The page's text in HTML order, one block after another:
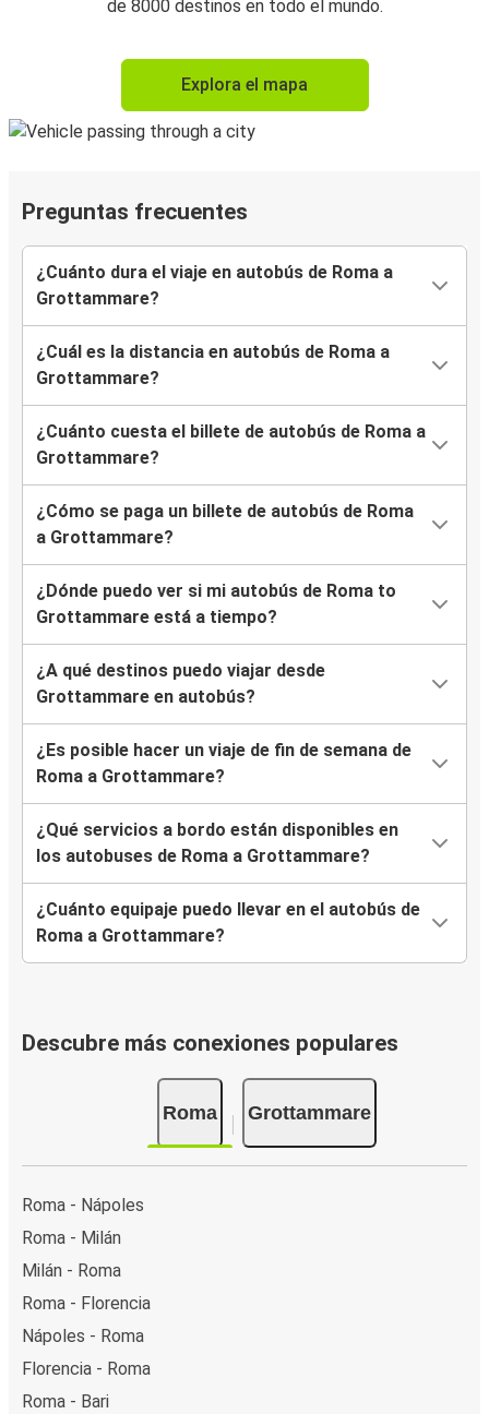
de 8000 destinos en todo el mundo.
Explora el mapa
Preguntas frecuentes
¿Cuánto dura el viaje en autobús de Roma a
Grottammare?
¿Cuál es la distancia en autobús de Roma a
Grottammare?
¿Cuánto cuesta el billete de autobús de Roma a
Grottammare?
¿Cómo se paga un billete de autobús de Roma
a Grottammare?
¿Dónde puedo ver si mi autobús de Roma to
Grottammare está a tiempo?
¿A qué destinos puedo viajar desde
Grottammare en autobús?
¿Es posible hacer un viaje de fin de semana de
Roma a Grottammare?
¿Qué servicios a bordo están disponibles en
los autobuses de Roma a Grottammare?
¿Cuánto equipaje puedo llevar en el autobús de
Roma a Grottammare?
Descubre más conexiones populares
Roma Grottammare
Roma - Nápoles
Roma - Milán
Milán - Roma
Roma - Florencia
Nápoles - Roma
Florencia - Roma
Roma - Bari